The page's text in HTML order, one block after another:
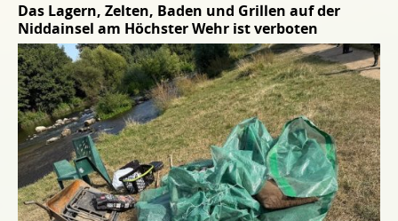
Das Lagern, Zelten, Baden und Grillen auf der
Niddainsel am Höchster Wehr ist verboten